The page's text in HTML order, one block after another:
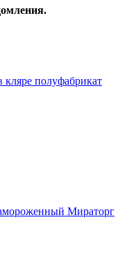
полуфабрикат
Мираторг